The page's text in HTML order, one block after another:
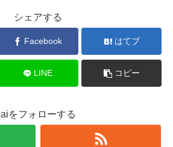
シェアする
Facebook はてブ
LINE コピー
aiをフォローする